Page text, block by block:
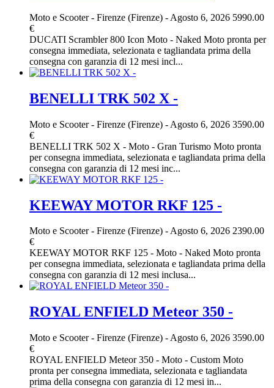
Moto e Scooter- Firenze (Firenze) - Agosto 6, 2026 5990.00
€
DUCATI Scrambler 800 Icon Moto - Naked Moto pronta per
consegna immediata, selezionata e tagliandata prima della
consegna con garanzia di 12 mesi incl...
BENELLI TRK 502 X -
Moto e Scooter- Firenze (Firenze) - Agosto 6, 2026 3590.00
€
BENELLI TRK 502 X - Moto - Gran Turismo Moto pronta
per consegna immediata, selezionata e tagliandata prima della
consegna con garanzia di 12 mesi inc...
KEEWAY MOTOR RKF 125 -
Moto e Scooter- Firenze (Firenze) -Agosto 6, 2026 2390.00
€
KEEWAY MOTOR RKF 125 - Moto - Naked Moto pronta
per consegna immediata, selezionata e tagliandata prima della
consegna con garanzia di 12 mesi inclusa...
ROYAL ENFIELD Meteor 350 -
Moto e Scooter- Firenze (Firenze) - Agosto 6, 2026 3590.00
€
ROYAL ENFIELD Meteor 350 - Moto - Custom Moto
pronta per consegna immediata, selezionata e tagliandata
prima della consegna con garanzia di 12 mesi in...